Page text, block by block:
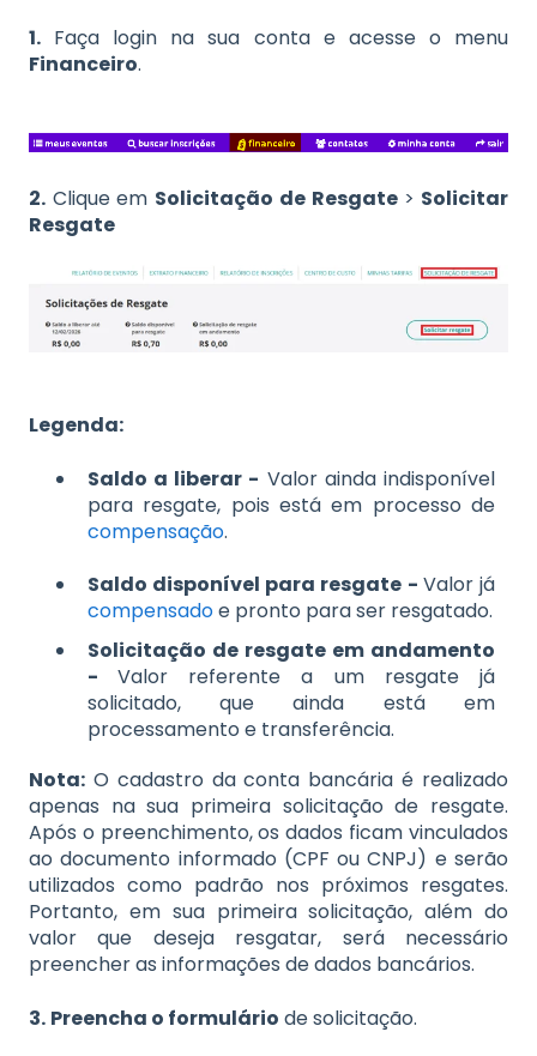
1. Faça login na sua conta e acesse o menu
Financeiro.
2. Clique em Solicitação de Resgate> Solicitar
Resgate
Legenda:
Saldo a liberar - Valor ainda indisponível
para resgate, pois está em processo de
compensação.
Saldo disponível para resgate - Valor já
compensadoe pronto para ser resgatado.
Solicitação de resgate em andamento
-Valor referente a um resgate já
solicitado, que ainda está em
processamento e transferência.
Nota: O cadastro da conta bancária é realizado
apenas na sua primeira solicitação de resgate.
Após o preenchimento, os dados ficam vinculados
ao documento informado (CPF ou CNPJ) e serão
utilizados como padrão nos próximos resgates.
Portanto, em sua primeira solicitação, além do
valor que deseja resgatar, será necessário
preencher as informações de dados bancários.
3. Preencha o formulário de solicitação.